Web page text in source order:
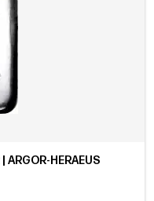
ARGOR-HERAEUS